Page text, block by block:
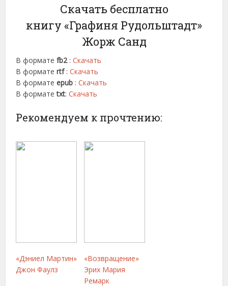
Скачать бесплатно
книгу «Графиня Рудольштадт»
Жорж Санд
В форматеfb2:Скачать
В форматеrtf :Скачать
В форматеepub :Скачать
В форматеtxt:Скачать
Рекомендуем к прочтению:
«Дэниел Мартин»
Джон Фаулз
«Возвращение»
Эрих Мария
Ремарк